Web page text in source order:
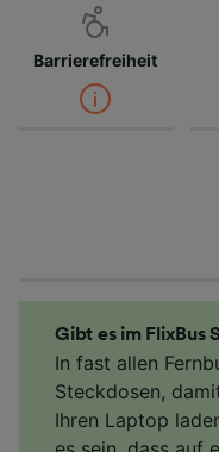
Barrierefreiheit
Gibt es im FlixBus
In fast allen
Steckdosen,
Ihren Laptop